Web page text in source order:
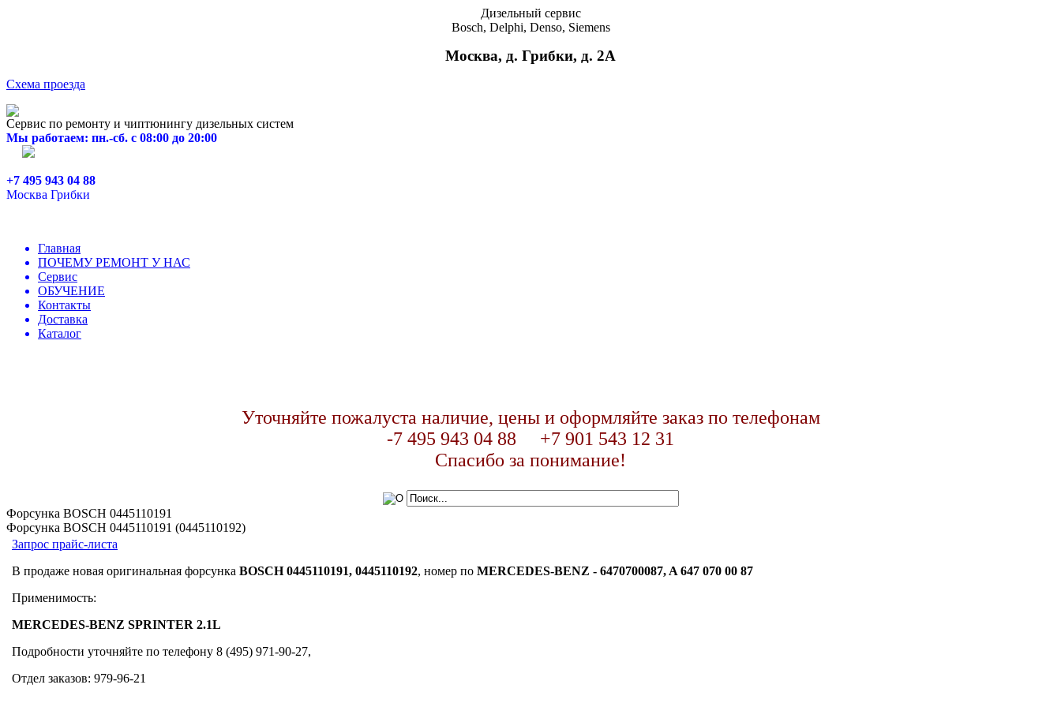
Дизельный сервис
Bosch, Delphi, Denso, Siemens
Москва, д. Грибки, д. 2A
Схема проезда
Сервис по ремонту и чиптюнингу дизельных систем
Мы работаем: пн.-сб. с 08:00 до 20:00
+7 495 943 04 88
Москва Грибки
Главная
ПОЧЕМУ РЕМОНТ У НАС
Сервис
ОБУЧЕНИЕ
Контакты
Доставка
Каталог
Уточняйте пожалуста наличие, цены и оформляйте заказ по телефонам
-7 495 943 04 88 +7 901 543 12 31
Спасибо за понимание!
Форсунка BOSCH 0445110191
Форсунка BOSCH 0445110191 (0445110192)
Запрос прайс-листа
В продаже новая оригинальная форсунка BOSCH 0445110191, 0445110192, номер по MERCEDES-BENZ - 6470700087, A 647 070 00 87
Применимость:
MERCEDES-BENZ SPRINTER 2.1L
Подробности уточняйте по телефону 8 (495) 971-90-27,
Отдел заказов: 979-96-21